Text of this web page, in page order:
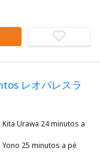
レオパレスラ
Kita Urawa 24 minutos a